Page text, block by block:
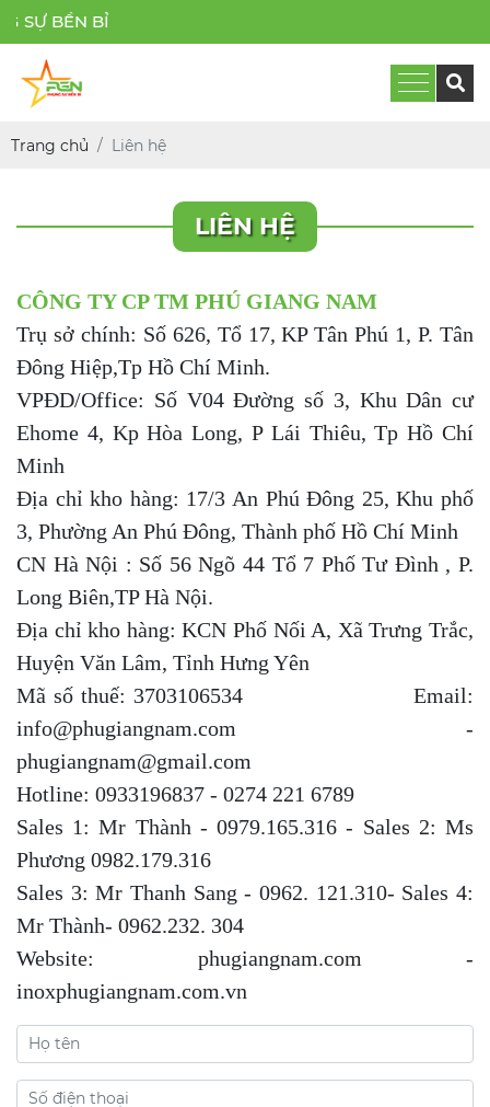
BỀN BỈ
Trang chủ Liên hệ
LIÊN HỆ
CÔNG TY CP TM PHÚ GIANG NAM
Trụ sở chính: Số 626, Tổ 17, KP Tân Phú 1, P. Tân
Đông Hiệp,Tp Hồ Chí Minh.
VPĐD/Office: Số V04 Đường số 3, Khu Dân cư
Ehome 4, Kp Hòa Long, P Lái Thiêu, Tp Hồ Chí
Minh
Địa chỉ kho hàng: 17/3 An Phú Đông 25, Khu phố
3, Phường An Phú Đông, Thành phố Hồ Chí Minh
CN Hà Nội : Số 56 Ngõ 44 Tổ 7 Phố Tư Đình , P.
Long Biên,TP Hà Nội.
Địa chỉ kho hàng: KCN Phố Nối A, Xã Trưng Trắc,
Huyện Văn Lâm, Tỉnh Hưng Yên
Mã số thuế: 3703106534 Email:
info@phugiangnam.com -
phugiangnam@gmail.com
Hotline: 0933196837 - 0274 221 6789
Sales 1: Mr Thành - 0979.165.316 - Sales 2: Ms
Phương 0982.179.316
Sales 3: Mr Thanh Sang - 0962. 121.310- Sales 4:
Mr Thành- 0962.232. 304
Website: phugiangnam.com -
inoxphugiangnam.com.vn